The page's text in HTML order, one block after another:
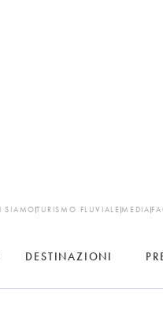
SIAMOTURISMO FLUVIALEMEDIA
DESTINAZIONI